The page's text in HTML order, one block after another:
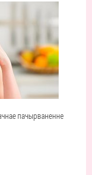
пачырваненне